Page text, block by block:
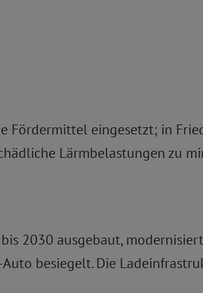
Fördermittel eingesetzt; in
Lärmbelastungen zu
2030 ausgebaut,
besiegelt. Die